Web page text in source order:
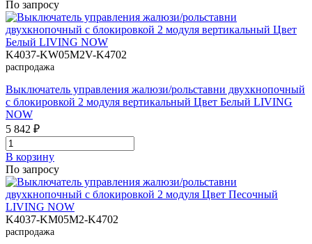
По запросу
K4037-KW05M2V-K4702
распродажа
Выключатель управления жалюзи/рольставни двухкнопочный
с блокировкой 2 модуля вертикальный Цвет Белый LIVING
NOW
5 842 ₽
В корзинy
По запросу
K4037-KM05M2-K4702
распродажа